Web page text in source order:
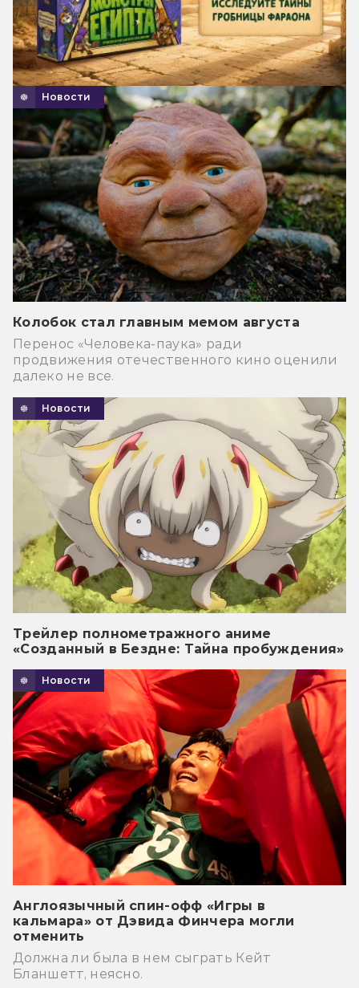
Новости
Колобок стал главным мемом августа
Перенос «Человека-паука» ради
продвижения отечественного кино оценили
далеко не все.
Новости
Трейлер полнометражного аниме
«Созданный в Бездне: Тайна пробуждения»
Новости
Англоязычный спин-офф «Игры в
кальмара» от Дэвида Финчера могли
отменить
Должна ли была в нем сыграть Кейт
Бланшетт, неясно.